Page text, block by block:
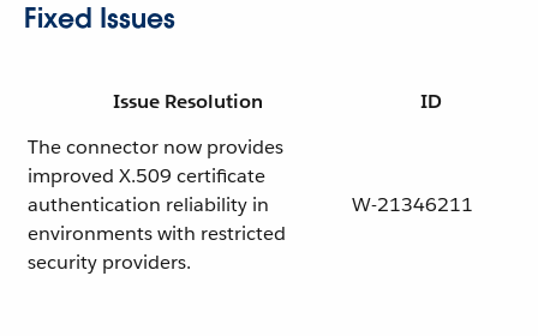
Fixed Issues
Issue Resolution
ID
The connector now provides
improved X.509 certificate
authentication reliability in
environments with restricted
security providers.
W-21346211